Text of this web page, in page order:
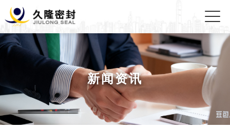
新闻资讯